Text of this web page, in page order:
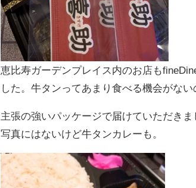
恵比寿ガーデンプレイス内のお店も
した。牛タンってあまり食べる機会がな
主張の強いパッケージで届けていただき
写真にはないけど牛タンカレーも。